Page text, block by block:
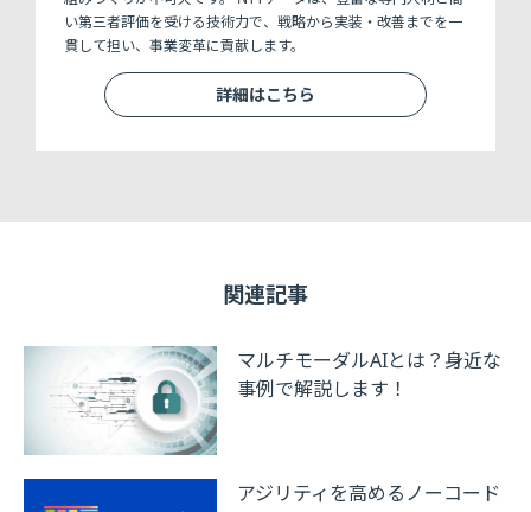
関連記事
マルチモーダルAIとは？身近な
事例で解説します！
アジリティを高めるノーコード
い第三者評価を受ける技術力で、戦略から実装・改善までを一
貫して担い、事業変革に貢献します。
詳細はこちら